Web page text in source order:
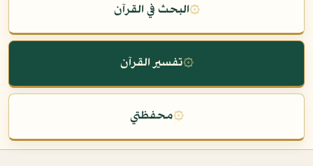
۞البحث في القرآن
۞تفسير القرآن
۞محفظتي